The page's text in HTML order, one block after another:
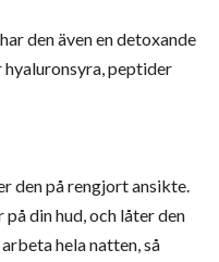
den även en detoxande
hyaluronsyra, peptider
den på rengjort ansikte.
din hud, och låter den
hela natten, så